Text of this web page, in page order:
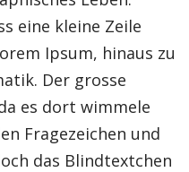
eine kleine Zeile
Ipsum, hinaus zu
Der grosse
es dort wimmele
Fragezeichen und
das Blindtextchen